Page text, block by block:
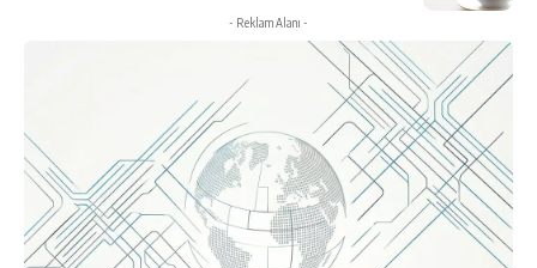
- Reklam Alanı -